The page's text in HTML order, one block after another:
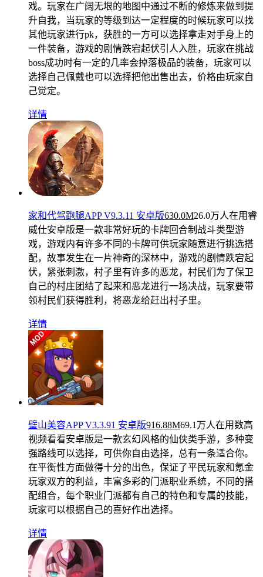
戏。玩家在广阔无垠的地图中通过不断的修炼来做到提
升自我，当玩家的等级到达一定程度的时候玩家可以找
其他玩家进行pk，获胜的一方可以选择拿走对手身上的
一件装备，游戏的剧情跌宕起伏引人入胜，玩家在挑战
boss成功时有一定的几率会掉落极品的装备，玩家可以
选择自己佩戴也可以选择把他出售出去，价格由玩家自
己觉定。
详情
家和代驾跑腿APP V9.3.11 安卓版630.0M26.0万人在用睿
威仕安卓版是一款非常好玩的卡牌回合制战斗类型游
戏，游戏内有许多不同的卡牌可供玩家随意进行挑选搭
配，故事发生在一片神奇的深林中，游戏的剧情跌宕起
伏，紧张刺激，村子里有许多的恶龙，村民们为了保卫
自己的村庄团结了起来和恶龙进行一场决战，玩家要带
领村民们获得胜利，将恶龙给赶出村子里。
详情
璧山美容APP V3.3.91 安卓版916.88M69.1万人在用数高
视频看看安卓版是一款玄幻风格的仙侠类手游，多种变
强路线可以选择，可供你自由选择，总有一条适合你。
在平衡性方面做得十分的出色，保证了平民玩家和氪金
玩家双方的利益，丰富多彩的门派职业系统，不同的搭
配组合，每个职业门派都有自己的特色和专属的技能，
玩家可以根据自己的喜好作出选择。
详情